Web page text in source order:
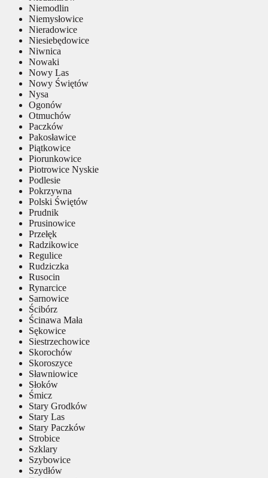
Niemodlin
Niemysłowice
Nieradowice
Niesiebędowice
Niwnica
Nowaki
Nowy Las
Nowy Świętów
Nysa
Ogonów
Otmuchów
Paczków
Pakosławice
Piątkowice
Piorunkowice
Piotrowice Nyskie
Podlesie
Pokrzywna
Polski Świętów
Prudnik
Prusinowice
Przełęk
Radzikowice
Regulice
Rudziczka
Rusocin
Rynarcice
Sarnowice
Ścibórz
Ścinawa Mała
Sękowice
Siestrzechowice
Skorochów
Skoroszyce
Sławniowice
Słoków
Śmicz
Stary Grodków
Stary Las
Stary Paczków
Strobice
Szklary
Szybowice
Szydłów